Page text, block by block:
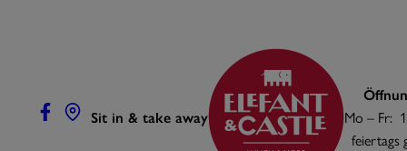
Sit in & take away
Mo – Fr:
feiertags